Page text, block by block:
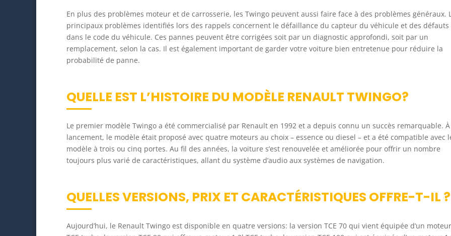
En plus des problèmes moteur et de carrosserie, les Twingo peuvent aussi faire face à des problèmes généraux.
principaux problèmes identifiés lors des rappels concernent le défaillance du capteur du véhicule et des défauts
dans le code du véhicule. Ces pannes peuvent être corrigées soit par un diagnostic approfondi, soit par un
remplacement, selon la cas. Il est également important de garder votre voiture bien entretenue pour réduire la
probabilité de panne.
QUELLE EST L’HISTOIRE DU MODÈLE RENAULT TWINGO?
Le premier modèle Twingo a été commercialisé par Renault en 1992 et a depuis connu un succès remarquable.
lancement, le modèle était proposé avec quatre moteurs au choix – essence ou diesel – et a été compatible avec
modèle à trois ou cinq portes. Au fil des années, la voiture s’est renouvelée et améliorée pour offrir un nombre
toujours plus varié de caractéristiques, allant du système d’audio aux systèmes de navigation.
QUELLES VERSIONS, PRIX ET CARACTÉRISTIQUES OFFRE-T-IL ?
Aujourd’hui, le Renault Twingo est disponible en quatre versions: la version TCE 70 qui vient équipée d’un